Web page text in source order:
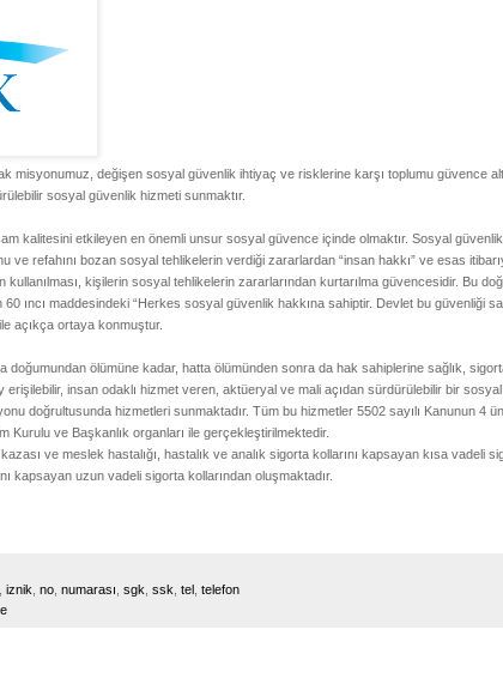
misyonumuz, değişen sosyal güvenlik ihtiyaç ve risklerine karşı toplumu güvence
sosyal güvenlik hizmeti sunmaktır.
kalitesini etkileyen en önemli unsur sosyal güvence içinde olmaktır. Sosyal
ve refahını bozan sosyal tehlikelerin verdiği zararlardan “insan hakkı” ve esas
kullanılması, kişilerin sosyal tehlikelerin zararlarından kurtarılma güvencesidir. Bu
60 ıncı maddesindeki “Herkes sosyal güvenlik hakkına sahiptir. Devlet bu güvenliği
açıkça ortaya konmuştur.
doğumundan ölümüne kadar, hatta ölümünden sonra da hak sahiplerine sağlık,
erişilebilir, insan odaklı hizmet veren, aktüeryal ve mali açıdan sürdürülebilir bir
doğrultusunda hizmetleri sunmaktadır. Tüm bu hizmetler 5502 sayılı Kanunun 4
Kurulu ve Başkanlık organları ile gerçekleştirilmektedir.
ve meslek hastalığı, hastalık ve analık sigorta kollarını kapsayan kısa vadeli
kapsayan uzun vadeli sigorta kollarından oluşmaktadır.
iznik no numarası sgk ssk tel telefon